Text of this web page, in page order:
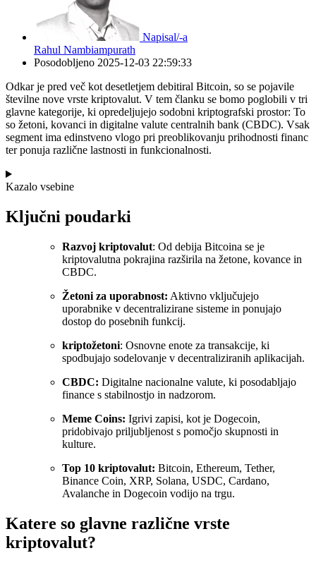
Napisal/-a
Rahul Nambiampurath
Posodobljeno 2025-12-03 22:59:33
Odkar je pred več kot desetletjem debitiral Bitcoin, so se pojavile
številne nove vrste kriptovalut. V tem članku se bomo poglobili v tri
glavne kategorije, ki opredeljujejo sodobni kriptografski prostor: To
so žetoni, kovanci in digitalne valute centralnih bank (CBDC). Vsak
segment ima edinstveno vlogo pri preoblikovanju prihodnosti financ
ter ponuja različne lastnosti in funkcionalnosti.
Kazalo vsebine
Ključni poudarki
Razvoj kriptovalut: Od debija Bitcoina se je
kriptovalutna pokrajina razširila na žetone, kovance in
CBDC.
Žetoni za uporabnost: Aktivno vključujejo
uporabnike v decentralizirane sisteme in ponujajo
dostop do posebnih funkcij.
kriptožetoni: Osnovne enote za transakcije, ki
spodbujajo sodelovanje v decentraliziranih aplikacijah.
CBDC: Digitalne nacionalne valute, ki posodabljajo
finance s stabilnostjo in nadzorom.
Meme Coins: Igrivi zapisi, kot je Dogecoin,
pridobivajo priljubljenost s pomočjo skupnosti in
kulture.
Top 10 kriptovalut: Bitcoin, Ethereum, Tether,
Binance Coin, XRP, Solana, USDC, Cardano,
Avalanche in Dogecoin vodijo na trgu.
Katere so glavne različne vrste
kriptovalut?